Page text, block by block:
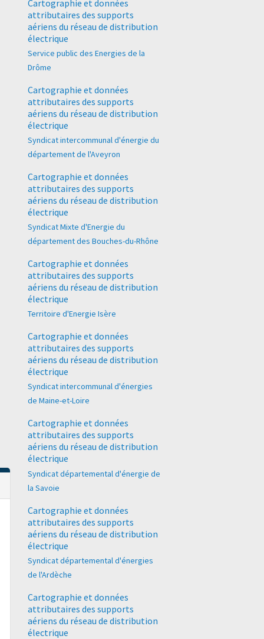
Cartographie et données
attributaires des supports
aériens du réseau de distribution
électrique
Service public des Energies de la
Drôme
Cartographie et données
attributaires des supports
aériens du réseau de distribution
électrique
Syndicat intercommunal d'énergie du
département de l'Aveyron
Cartographie et données
attributaires des supports
aériens du réseau de distribution
électrique
Syndicat Mixte d'Energie du
département des Bouches-du-Rhône
Cartographie et données
attributaires des supports
aériens du réseau de distribution
électrique
Territoire d'Energie Isère
Cartographie et données
attributaires des supports
aériens du réseau de distribution
électrique
Syndicat intercommunal d'énergies
de Maine-et-Loire
Cartographie et données
attributaires des supports
aériens du réseau de distribution
électrique
Syndicat départemental d'énergie de
la Savoie
Cartographie et données
attributaires des supports
aériens du réseau de distribution
électrique
Syndicat départemental d'énergies
de l'Ardèche
Cartographie et données
attributaires des supports
aériens du réseau de distribution
électrique